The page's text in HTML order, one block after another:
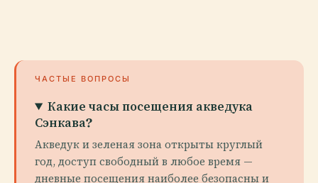
ЧАСТЫЕ ВОПРОСЫ
Какие часы посещения акведука
Сэнкава?
Акведук и зеленая зона открыты круглый
год, доступ свободный в любое время —
дневные посещения наиболее безопасны и